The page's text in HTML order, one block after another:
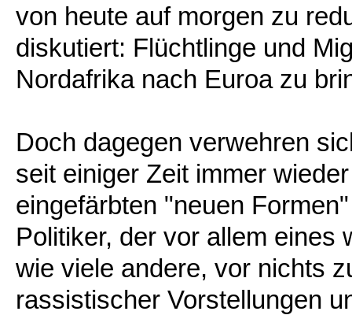
von heute auf morgen zu
diskutiert: Flüchtlinge und
Nordafrika nach Euroa zu
Doch dagegen verwehren
seit einiger Zeit immer
eingefärbten "neuen
Politiker, der vor allem eines
wie viele andere, vor nichts
rassistischer Vorstellungen